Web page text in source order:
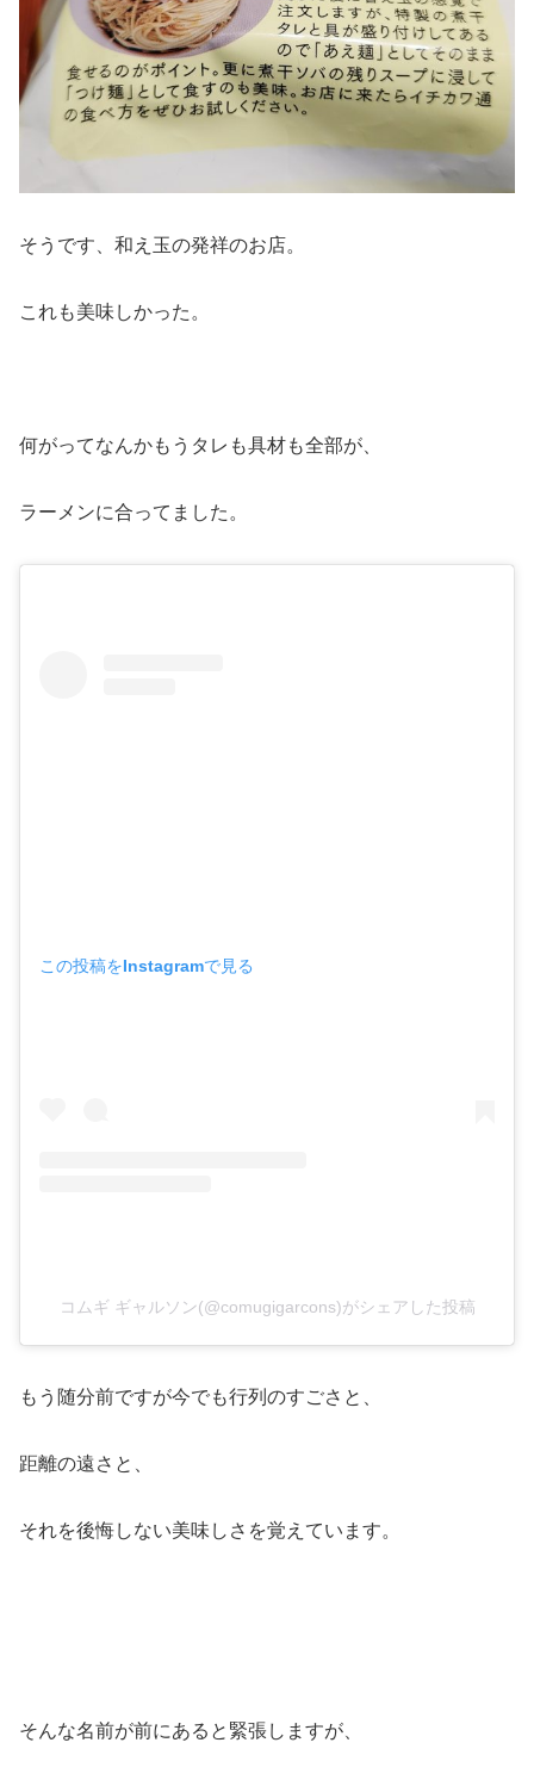
そうです、和え玉の発祥のお店。
これも美味しかった。
何がってなんかもうタレも具材も全部が、
ラーメンに合ってました。
この投稿をInstagramで見る
コムギ ギャルソン(@comugigarcons)がシェアした投稿
もう随分前ですが今でも行列のすごさと、
距離の遠さと、
それを後悔しない美味しさを覚えています。
そんな名前が前にあると緊張しますが、